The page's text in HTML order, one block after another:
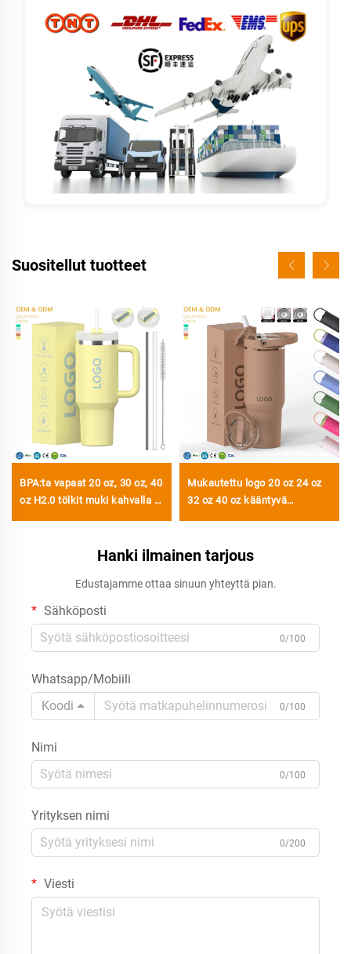
Suositellut tuotteet
BPA:ta vapaat 20 oz, 30 oz, 40
oz H2.0 tölkit muki kahvalla ja
kuppi ruostumattomasta
Mukautettu logo 20 oz 24 oz
32 oz 40 oz kääntyvä
ruostumattomasta
muki
Hanki ilmainen tarjous
Edustajamme ottaa sinuun yhteyttä pian.
Sähköposti
0/100
Whatsapp/Mobiili
Koodi
0/100
Nimi
0/100
Yrityksen nimi
0/200
Viesti